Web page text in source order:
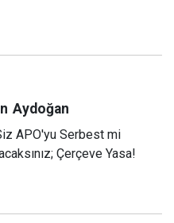
Aydoğan
APO'yu Serbest mi
Çerçeve Yasa!